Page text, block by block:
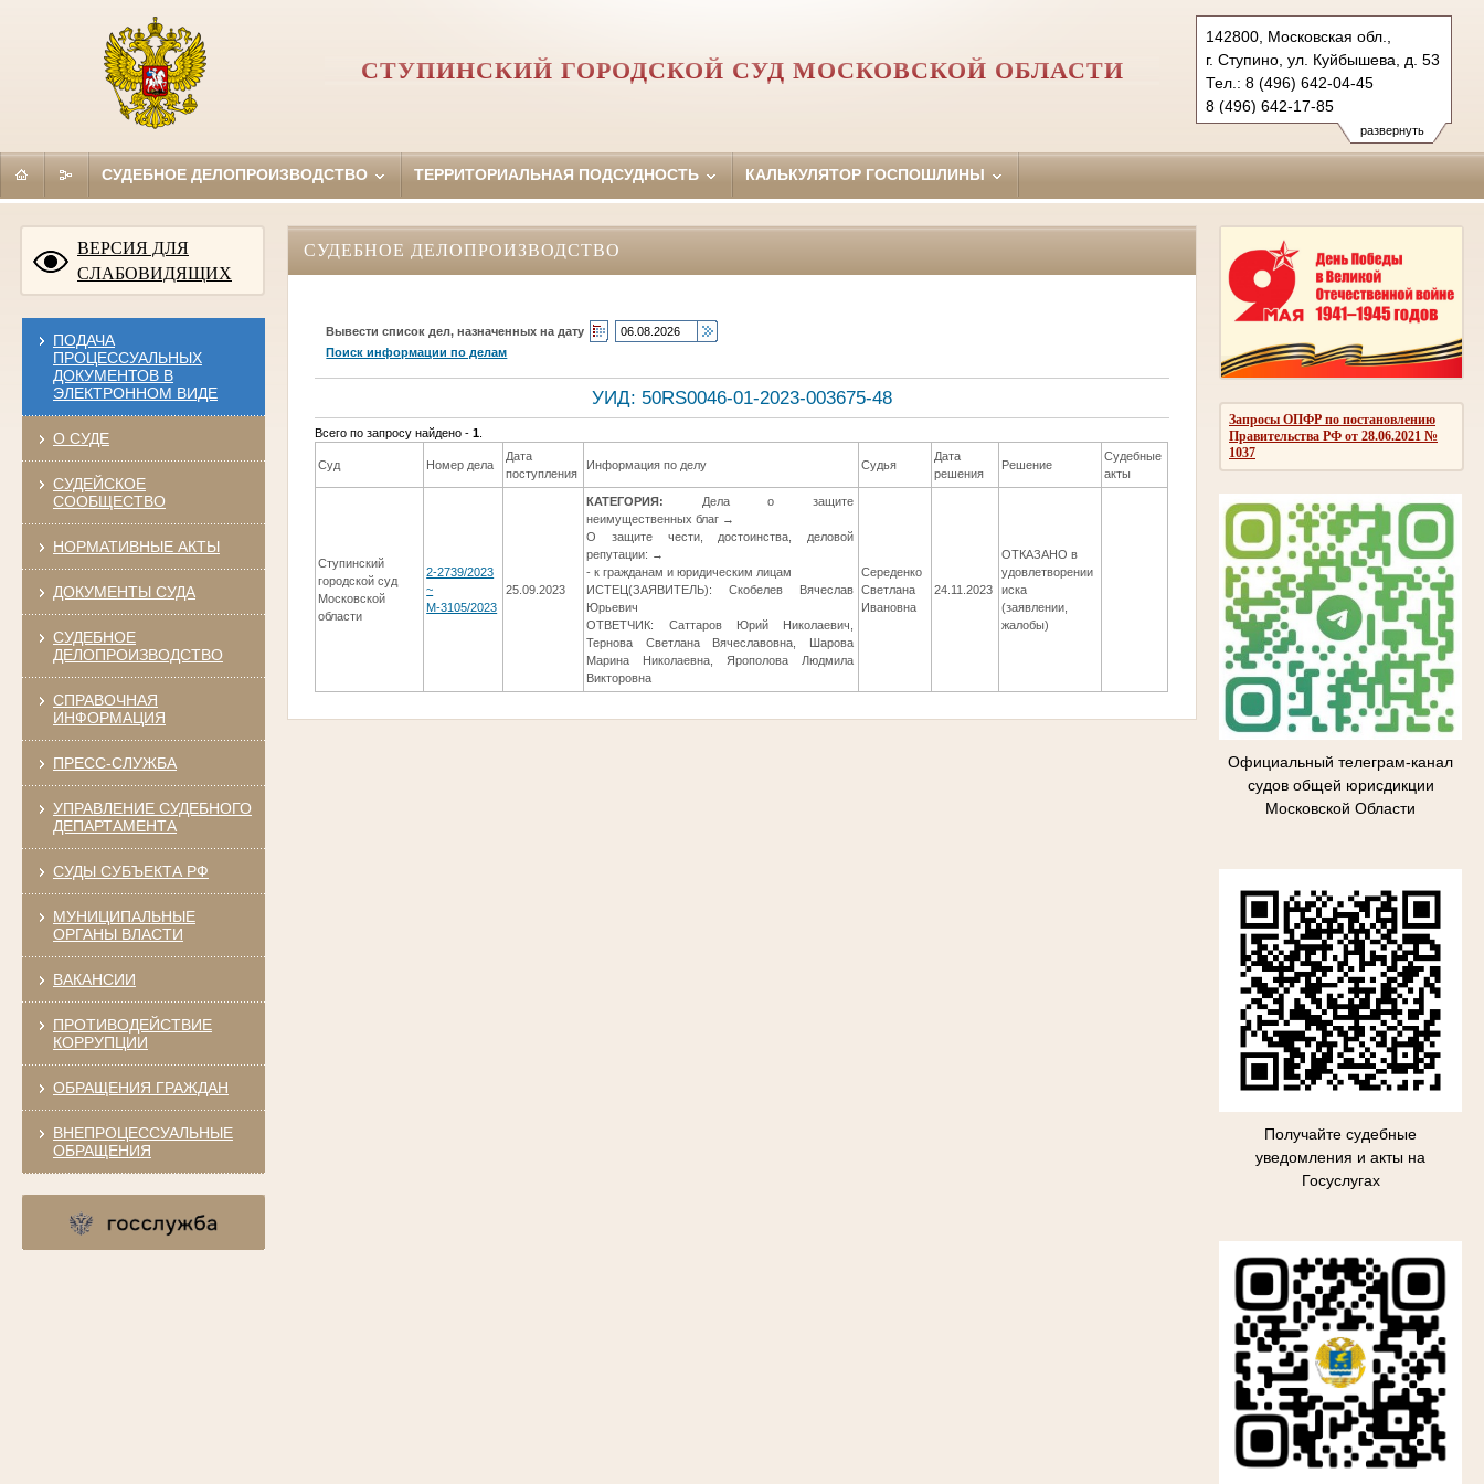
развернуть
142800, Московская обл.,
г. Ступино, ул. Куйбышева, д. 53
Тел.: 8 (496) 642-04-45
8 (496) 642-17-85
8 (496) 642-18-13
stupino.mo@sudrf.ru
СТУПИНСКИЙ ГОРОДСКОЙ СУД МОСКОВСКОЙ ОБЛАСТИ
СУДЕБНОЕ ДЕЛОПРОИЗВОДСТВО ТЕРРИТОРИАЛЬНАЯ ПОДСУДНОСТЬ КАЛЬКУЛЯТОР ГОСПОШЛИНЫ
ВЕРСИЯ ДЛЯ
СЛАБОВИДЯЩИХ
ПОДАЧА
ПРОЦЕССУАЛЬНЫХ
ДОКУМЕНТОВ В
ЭЛЕКТРОННОМ ВИДЕ
О СУДЕ
СУДЕЙСКОЕ
СООБЩЕСТВО
НОРМАТИВНЫЕ АКТЫ
ДОКУМЕНТЫ СУДА
СУДЕБНОЕ
ДЕЛОПРОИЗВОДСТВО
СПРАВОЧНАЯ
ИНФОРМАЦИЯ
ПРЕСС-СЛУЖБА
УПРАВЛЕНИЕ СУДЕБНОГО
ДЕПАРТАМЕНТА
СУДЫ СУБЪЕКТА РФ
МУНИЦИПАЛЬНЫЕ
ОРГАНЫ ВЛАСТИ
ВАКАНСИИ
ПРОТИВОДЕЙСТВИЕ
КОРРУПЦИИ
ОБРАЩЕНИЯ ГРАЖДАН
ВНЕПРОЦЕССУАЛЬНЫЕ
ОБРАЩЕНИЯ
Запросы ОПФР по постановлению
Правительства РФ от 28.06.2021 №
1037
Официальный телеграм-канал
судов общей юрисдикции
Московской Области
Получайте судебные
уведомления и акты на
Госуслугах
СУДЕБНОЕ ДЕЛОПРОИЗВОДСТВО
Вывести список дел, назначенных на дату
Поиск информации по делам
УИД: 50RS0046-01-2023-003675-48
Всего по запросу найдено -1
Суд Номер дела
Дата
поступления
Информация по делу Судья
Дата
решения
Решение
Судебные
акты
Ступинский
городской суд
Московской
области
2-2739/2023
~
М-3105/2023
25.09.2023
КАТЕГОРИЯ: Дела о защите
неимущественных благ →
О защите чести, достоинства, деловой
репутации: →
- к гражданам и юридическим лицам
ИСТЕЦ(ЗАЯВИТЕЛЬ): Скобелев Вячеслав
Юрьевич
ОТВЕТЧИК: Саттаров Юрий Николаевич,
Тернова Светлана Вячеславовна, Шарова
Марина Николаевна, Ярополова Людмила
Викторовна
Середенко
Светлана
Ивановна
24.11.2023
ОТКАЗАНО в
удовлетворении
иска
(заявлении,
жалобы)